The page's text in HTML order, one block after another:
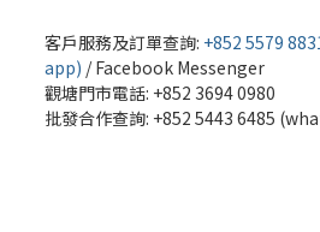
客戶服務及訂單查詢: +852 5579
app) /Facebook Messenger
觀塘門市電話: +852 3694 0980
批發合作查詢: +852 5443 6485